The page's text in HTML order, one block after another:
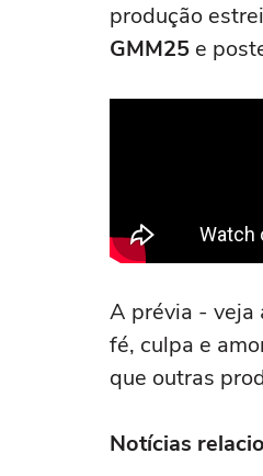
produção
GMM25 e
A prévia - veja
fé, culpa e
que outras
Notícias